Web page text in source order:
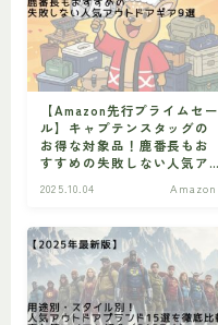
【Amazon先行プライムセー
ル】キャプテンスタッグの
お得な対象品！鹿番長もお
すすめの失敗しない人気ア
2025.10.04 Amazon